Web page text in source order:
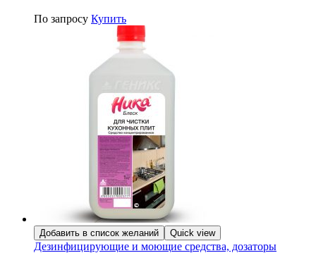
По запросу Купить
Добавить в список желаний Quick view
Дезинфицирующие и моющие средства, дозаторы